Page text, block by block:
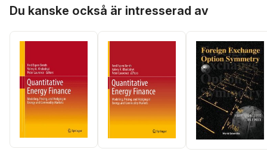
Du kanske också är intresserad av